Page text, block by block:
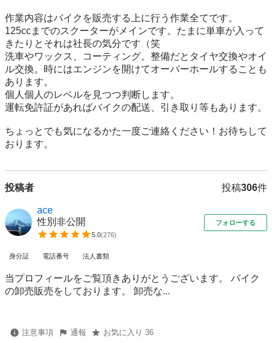
作業内容はバイクを販売する上に行う作業全てです。
125ccまでのスクーターがメインです。たまに単車が入って
きたりとそれは社長の気分です（笑
洗車やワックス、コーティング。整備だとタイヤ交換やオイ
ル交換。時にはエンジンを開けてオーバーホールすることも
あります。
個人個人のレベルを見つつ判断します。
運転免許証があればバイクの配送、引き取り等もあります。
ちょっとでも気になるかた一度ご連絡ください！お待ちして
おります。
投稿者 投稿306件
ace
性別非公開
5.0(276)
フォローする
身分証 電話番号 法人書類
当プロフィールをご覧頂きありがとうございます。 バイク
の卸売販売をしております。 卸売な...
注意事項 通報 お気に入り 36